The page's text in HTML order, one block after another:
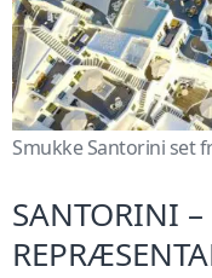
Smukke Santorini set
SANTORINI